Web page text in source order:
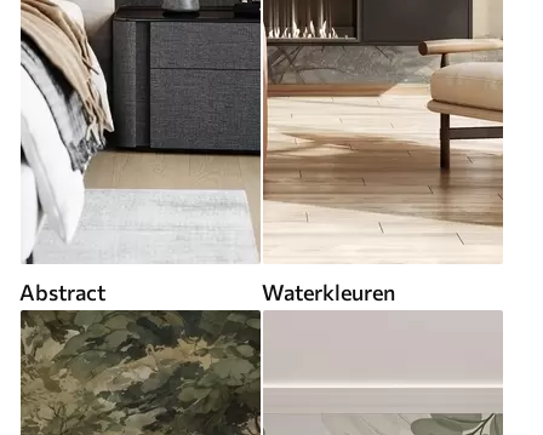
Abstract Waterkleuren